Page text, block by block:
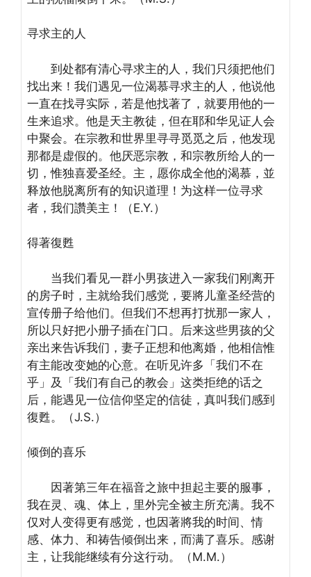
寻求主的人
到处都有清心寻求主的人，我们只须把他们
找出来！我们遇见一位渴慕寻求主的人，他说他
一直在找寻实际，若是他找著了，就要用他的一
生来追求。他是天主教徒，但在耶和华见证人会
中聚会。在宗教和世界里寻寻觅觅之后，他发现
那都是虚假的。他厌恶宗教，和宗教所给人的一
切，惟独喜爱圣经。主，愿你成全他的渴慕，並
释放他脱离所有的知识道理！为这样一位寻求
者，我们讚美主！（E.Y.）
得著復甦
当我们看见一群小男孩进入一家我们刚离开
的房子时，主就给我们感觉，要將儿童圣经营的
宣传册子给他们。但我们不想再打扰那一家人，
所以只好把小册子插在门口。后来这些男孩的父
亲出来告诉我们，妻子正想和他离婚，他相信惟
有主能改变她的心意。在听见许多「我们不在
乎」及「我们有自己的教会」这类拒绝的话之
后，能遇见一位信仰坚定的信徒，真叫我们感到
復甦。（J.S.）
倾倒的喜乐
因著第三年在福音之旅中担起主要的服事，
我在灵、魂、体上，里外完全被主所充满。 我不
仅对人变得更有感觉，也因著將我的时间、情
感、体力、和祷告倾倒出来，而满了喜乐。感谢
主，让我能继续有分这行动。（M.M.）